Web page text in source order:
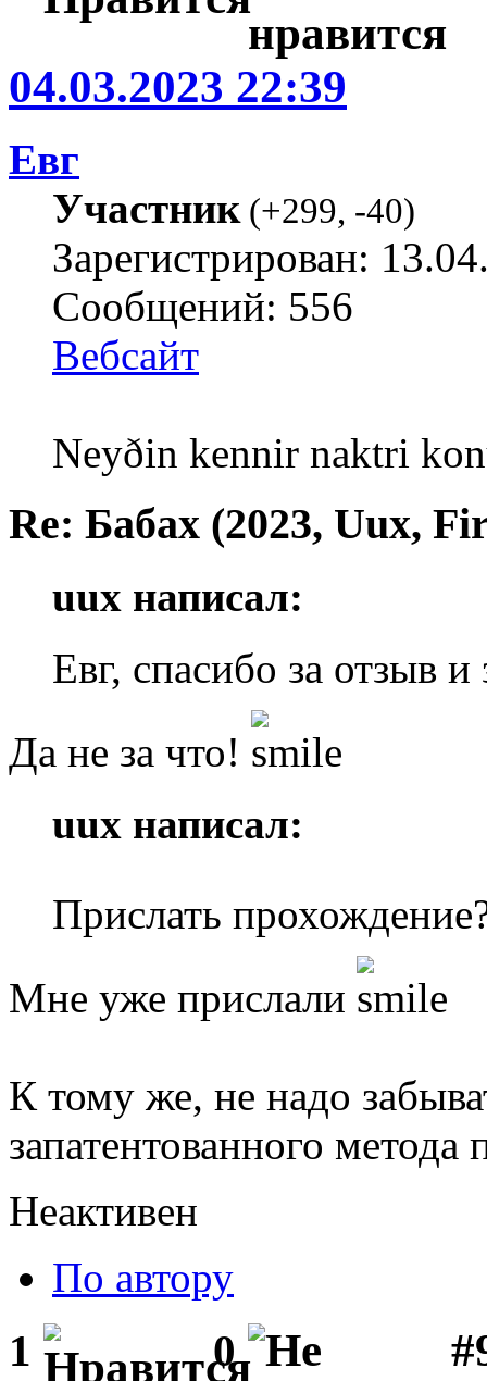
04.03.2023 22:39
Евг
Участник(+299, -40)
Зарегистрирован:
Сообщений: 556
Вебсайт
Neyðin kennir naktri
Re: Бабах (2023, Uux,
uux написал:
Евг, спасибо за отзыв и
Да не за что!
uux написал:
Прислать
Мне уже прислали
К тому же, не надо
запатентованного
Неактивен
По автору
1 0